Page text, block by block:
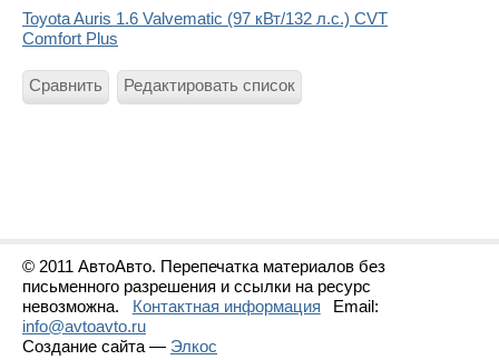
Toyota Auris 1.6 Valvematic (97 кВт/132 л.с.) CVT
Comfort Plus
Сравнить Редактировать список
© 2011 АвтоАвто. Перепечатка материалов без
письменного разрешения и ссылки на ресурс
невозможна.
Контактная информация
Email:
info@avtoavto.ru
Создание сайта — Элкос